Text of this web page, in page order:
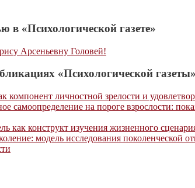
в «Психологической газете»
Арсеньевну Головей!
«Психологической газеты»
компонент личностной зрелости и
самоопределение на пороге взрослости:
как конструкт изучения жизненного
модель исследования поколенческой